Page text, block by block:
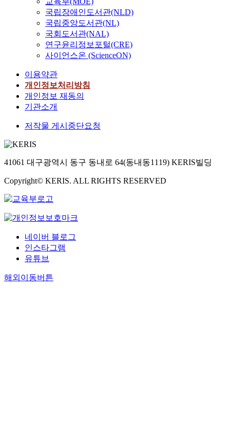
국립장애인도서관(NLD)
국립중앙도서관(NL)
국회도서관(NAL)
연구윤리정보포털(CRE)
사이언스온 (ScienceON)
이용약관
개인정보처리방침
개인정보 재동의
기관소개
저작물 게시중단요청
41061 대구광역시 동구 동내로 64(동내동1119) KERIS빌딩
Copyright© KERIS. ALL RIGHTS RESERVED
네이버 블로그
인스타그램
유튜브
해외이동버튼